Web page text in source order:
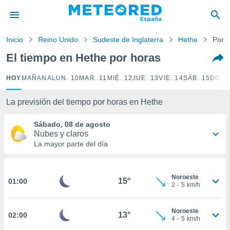
por
para
que se
calidad.
a este
y
basada
Inicio Reino Unido Sudeste de Inglaterra Hethe Por
El tiempo en Hethe por horas
HOY MAÑANA LUN. 10 MAR. 11 MIÉ. 12JUE. 13VIE. 14SÁB. 15
La previsión del tiempo por horas en Hethe
Sábado, 08 de agosto
Nubes y claros
La mayor parte del día
01:00 15°
Noroeste
2 - 5 km/h
02:00 13°
Noroeste
4 - 5 km/h